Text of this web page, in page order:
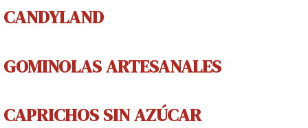
CANDYLAND
GOMINOLASARTESANALES
CAPRICHOSSIN AZÚCAR